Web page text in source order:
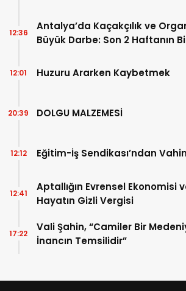
Antalya’da Kaçakçılık ve
Büyük Darbe: Son 2 Haftanın
12:36
Huzuru Ararken Kaybetmek
12:01
DOLGU MALZEMESİ
20:39
Eğitim-İş Sendikası’ndan
12:12
Aptallığın Evrensel Ekonomisi
Hayatın Gizli Vergisi
12:41
Vali Şahin, “Camiler Bir
İnancın Temsilidir”
17:22